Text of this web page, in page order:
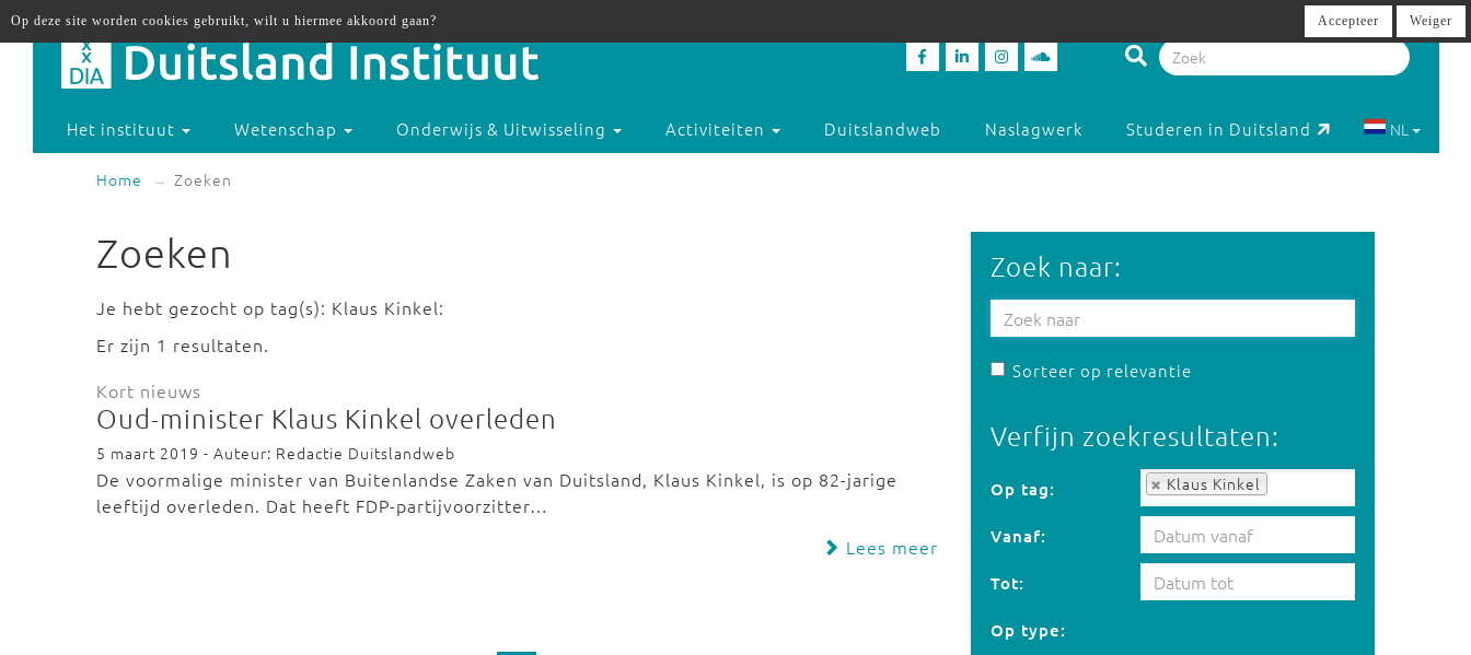
Het instituut Wetenschap Onderwijs & Uitwisseling Activiteiten Duitslandweb Naslagwerk Studeren in Duitsland NL
Home Zoeken
Zoeken
Je hebt gezocht op tag(s): Klaus Kinkel:
Er zijn 1 resultaten.
Kort nieuws
Oud-minister Klaus Kinkel overleden
5 maart 2019 - Auteur: Redactie Duitslandweb
De voormalige minister van Buitenlandse Zaken van Duitsland, Klaus Kinkel, is op 82-jarige
leeftijd overleden. Dat heeft FDP-partijvoorzitter…
Lees meer
Zoek naar:
Sorteer op relevantie
Verfijn zoekresultaten:
Op tag: Klaus Kinkel
Op tag:
Vanaf:
Tot:
Op type:
Op deze site worden cookies gebruikt, wilt u hiermee akkoord gaan? Accepteer Weiger